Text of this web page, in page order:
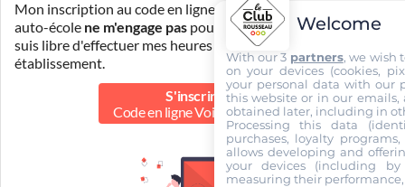
Mon inscription au code en ligne voiture auprès de mon
auto-école ne m'engage pas pour la suite de ma formation. Je
suis libre d'effectuer mes heures de conduite dans un autre
établissement.
S'inscrire au
Code en ligne Voiture 39.90 €
Welcome
With our 3 partners, we wish
on your devices (cookies,
your personal data with our
this website or in our emails,
obtained later, including in
Processing this data
purchases, loyalty
allows developing and
your devices (including
measuring their